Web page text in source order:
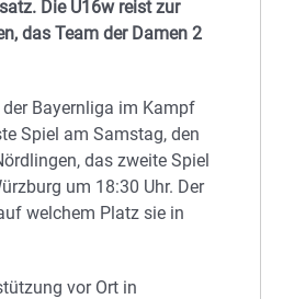
Die U16w reist zur
das Team der Damen 2
Bayernliga im Kampf
Spiel am Samstag, den
das zweite Spiel
um 18:30 Uhr. Der
welchem Platz sie in
vor Ort in